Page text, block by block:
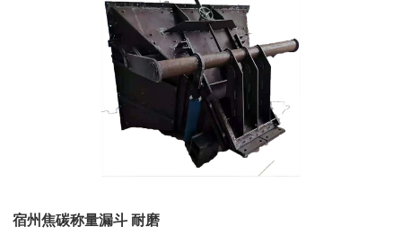
宿州焦碳称量漏斗 耐磨